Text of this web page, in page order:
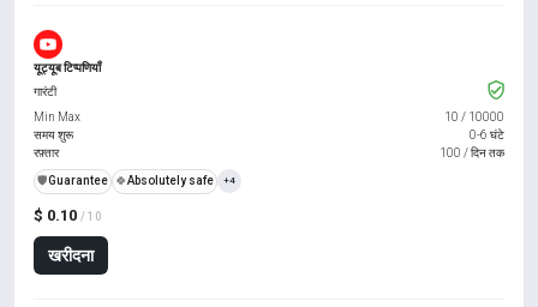
यूट्यूब टिप्पणियाँ
$ 0.10 / 10
खरीदना
गारंटी
Min Max
10 / 10000
समय शुरू
0-6 घंटे
रफ़्तार
100 / दिन तक
️🛡️Guarantee 🍀Absolutely safe +4